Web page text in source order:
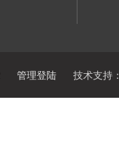
管理登陆 技术支持：